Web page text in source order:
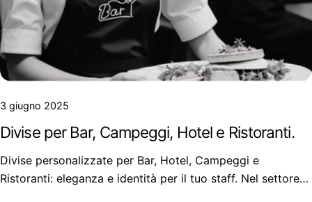
3 giugno 2025
Divise per Bar, Campeggi, Hotel e Ristoranti.
Divise personalizzate per Bar, Hotel, Campeggi e
Ristoranti: eleganza e identità per il tuo staff. Nel settore